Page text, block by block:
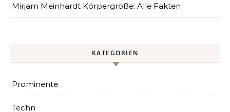
Mirjam Meinhardt Körpergröße: Alle Fakten
KATEGORIEN
Prominente
Techn